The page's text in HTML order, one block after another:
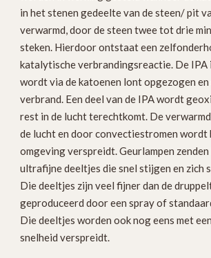
in het stenen gedeelte van de steen/ pit
verwarmd, door de steen twee tot drie
steken. Hierdoor ontstaat een
katalytische verbrandingsreactie. De IPA
wordt via de katoenen lont opgezogen en
verbrand. Een deel van de IPA wordt
rest in de lucht terechtkomt. De
de lucht en door convectiestromen wordt
omgeving verspreidt. Geurlampen
ultrafijne deeltjes die snel stijgen en zich
Die deeltjes zijn veel fijner dan de
geproduceerd door een spray of
Die deeltjes worden ook nog eens met
snelheid verspreidt.